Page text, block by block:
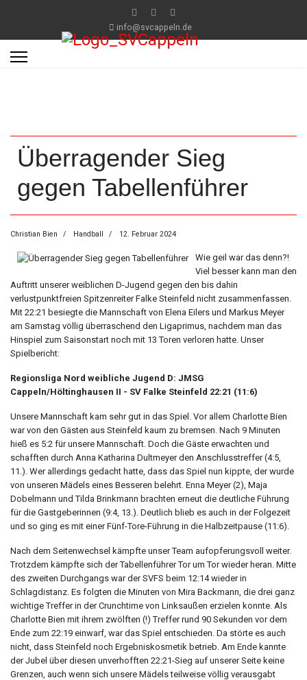
info@svcappeln.de
Überragender Sieg
gegen Tabellenführer
Christian Bien Handball 12. Februar 2024
Wie geil war das denn?!
Viel besser kann man den
Auftritt unserer weiblichen D-Jugend gegen den bis dahin
verlustpunktfreien Spitzenreiter Falke Steinfeld nicht zusammenfassen.
Mit 22:21 besiegte die Mannschaft von Elena Eilers und Markus Meyer
am Samstag völlig überraschend den Ligaprimus, nachdem man das
Hinspiel zum Saisonstart noch mit 13 Toren verloren hatte. Unser
Spielbericht:
Regionsliga Nord weibliche Jugend D: JMSG
Cappeln/Höltinghausen II - SV Falke Steinfeld 22:21 (11:6)
Unsere Mannschaft kam sehr gut in das Spiel. Vor allem Charlotte Bien
war von den Gästen aus Steinfeld kaum zu bremsen. Nach 9 Minuten
hieß es 5:2 für unsere Mannschaft. Doch die Gäste erwachten und
schafften durch Anna Katharina Dultmeyer den Anschlusstreffer (4:5,
11.). Wer allerdings gedacht hatte, dass das Spiel nun kippte, der wurde
von unseren Mädels eines Besseren belehrt. Enna Meyer (2), Maja
Dobelmann und Tilda Brinkmann brachten erneut die deutliche Führung
für die Gastgeberinnen (9:4, 13.). Deutlich blieb es auch in der Folgezeit
und so ging es mit einer Fünf-Tore-Führung in die Halbzeitpause (11:6).
Nach dem Seitenwechsel kämpfte unser Team aufopferungsvoll weiter.
Trotzdem kämpfte sich der Tabellenführer Tor um Tor wieder heran. Mitte
des zweiten Durchgangs war der SVFS beim 12:14 wieder in
Schlagdistanz. Es folgten die Minuten von Mira Backmann, die drei ganz
wichtige Treffer in der Crunchtime von Linksaußen erzielen konnte. Als
Charlotte Bien mit ihrem zwölften (!) Treffer rund 90 Sekunden vor dem
Ende zum 22:19 einwarf, war das Spiel entschieden. Da störte es auch
nicht, dass Steinfeld noch Ergebniskosmetik betrieb. Am Ende kannte
der Jubel über diesen unverhofften 22:21-Sieg auf unserer Seite keine
Grenzen, auch wenn sich unsere Mädels teilweise völlig verausgabt